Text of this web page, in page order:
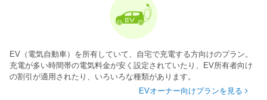
EV（電気自動車）を所有していて、自宅で充電する方向けのプラン。
充電が多い時間帯の電気料金が安く設定されていたり、EV所有者向け
の割引が適用されたり、いろいろな種類があります。
EVオーナー向けプランを見る